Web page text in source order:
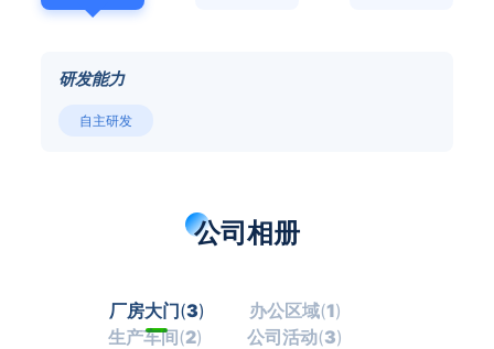
研发能力
自主研发
公司相册
厂房大门(3) 办公区域(1)
生产车间(2) 公司活动(3)